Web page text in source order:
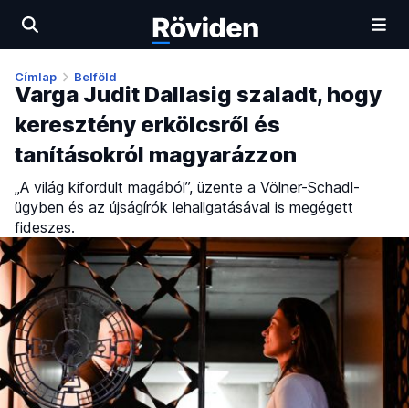
Címlap Belföld
Varga Judit Dallasig szaladt, hogy
keresztény erkölcsről és
tanításokról magyarázzon
„A világ kifordult magából”, üzente a Völner-Schadl-
ügyben és az újságírók lehallgatásával is megégett
fideszes.